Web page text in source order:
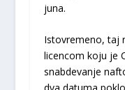
juna.
Istovremeno, taj
licencom koju je
snabdevanje